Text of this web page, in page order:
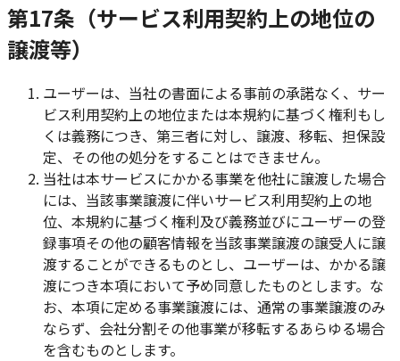
第17条（サービス利用契約上の地位の
譲渡等）
ユーザーは、当社の書面による事前の承諾なく、サー
ビス利用契約上の地位または本規約に基づく権利もし
くは義務につき、第三者に対し、譲渡、移転、担保設
定、その他の処分をすることはできません。
当社は本サービスにかかる事業を他社に譲渡した場合
には、当該事業譲渡に伴いサービス利用契約上の地
位、本規約に基づく権利及び義務並びにユーザーの登
録事項その他の顧客情報を当該事業譲渡の譲受人に譲
渡することができるものとし、ユーザーは、かかる譲
渡につき本項において予め同意したものとします。な
お、本項に定める事業譲渡には、通常の事業譲渡のみ
ならず、会社分割その他事業が移転するあらゆる場合
を含むものとします。